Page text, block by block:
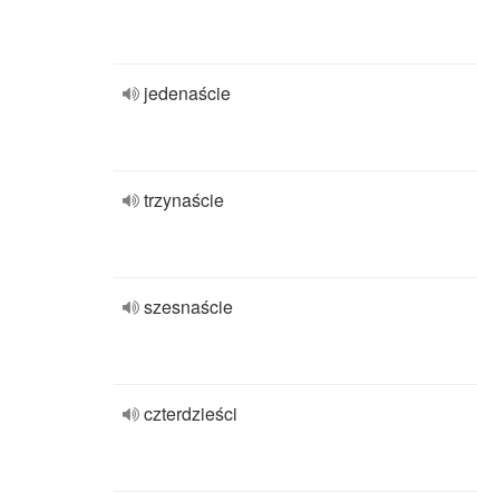
jedenaście
trzynaście
szesnaście
czterdzieści